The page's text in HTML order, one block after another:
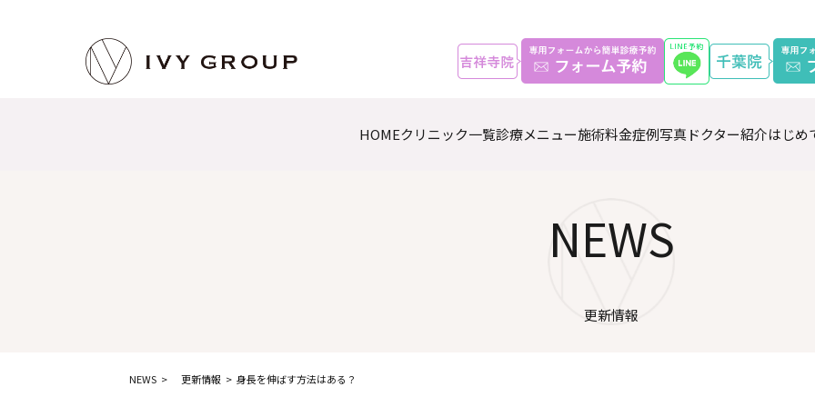
HOMEクリニック一覧診療メニュー施術料金症例写真ドクター紹介はじめ
NEWS
更新情報
NEWS 更新情報 身長を伸ばす方法はある？